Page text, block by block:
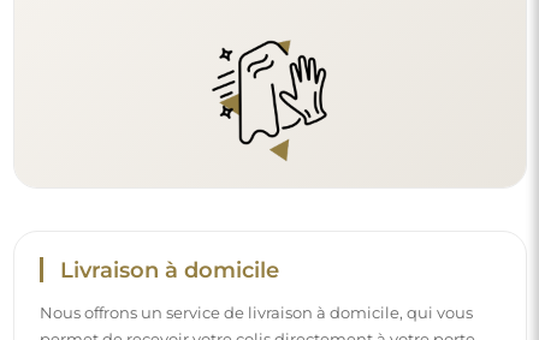
Si vous ne choisissez pas et ne payez pas ce service lors de
la commande, le livreur ne déposera pas le colis à
l’intérieur de votre domicile.